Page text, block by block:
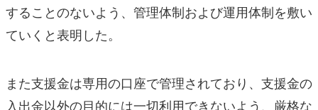
することのないよう、管理体制および運用体制を敷い
ていくと表明した。
また支援金は専用の口座で管理されており、支援金の
入出金以外の目的には一切利用できないよう、厳格な